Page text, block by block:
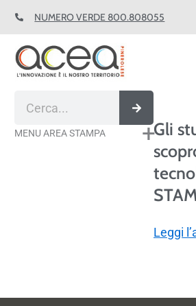
NUMERO VERDE 800.808055
MENU AREA STAMPA
Gli
Leggi